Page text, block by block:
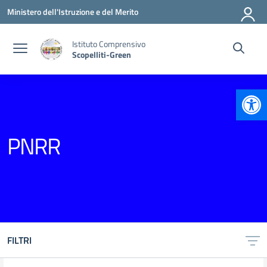
Vai ai contenuti
Vai al menu di navigazione
Vai al footer
Ministero dell'Istruzione e del Merito
Istituto Comprensivo
Scopelliti-Green
PNRR
FILTRI